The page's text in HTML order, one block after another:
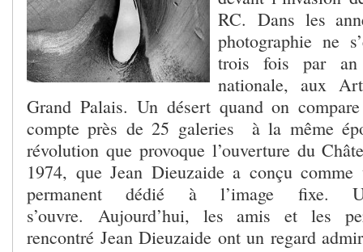
RC. Dans les
photographie ne
trois fois par
nationale, aux
Grand Palais. Un désert quand on
compte près de 25 galeries à la même
révolution que provoque l’ouverture du
1974, que Jean Dieuzaide a conçu comme
permanent dédié à l’image fixe.
s’ouvre. Aujourd’hui, les amis et les
rencontré Jean Dieuzaide ont un regard